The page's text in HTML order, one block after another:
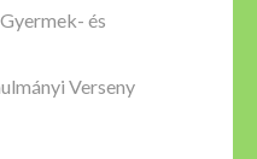
és
Verseny